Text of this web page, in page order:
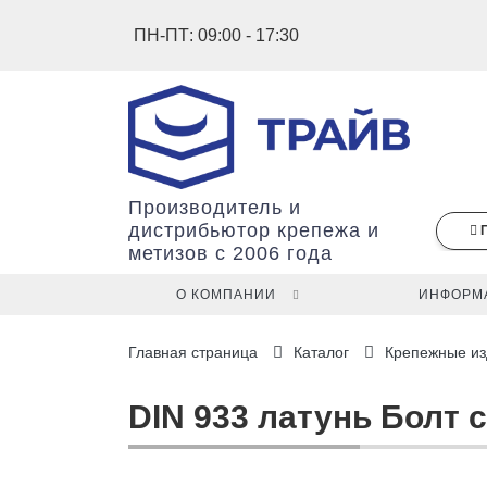
ПН-ПТ: 09:00 - 17:30
Производитель и
дистрибьютор крепежа и
метизов с 2006 года
О КОМПАНИИ
Главная страница Каталог Крепежные
DIN 933 латунь Болт